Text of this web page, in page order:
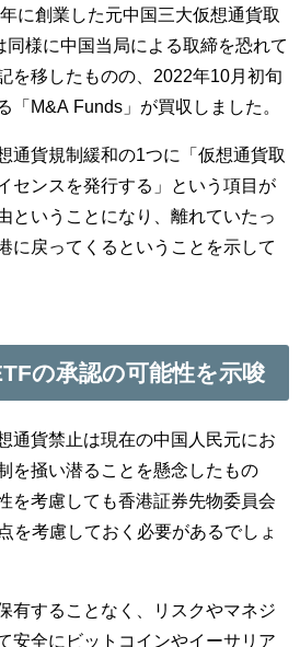
に創業した元中国三大仮想通貨取
様に中国当局による取締を恐れて
を移したものの、2022年10月初旬
「M&A Funds」が買収しました。
通貨規制緩和の1つに「仮想通貨取
センスを発行する」という項目が
ということになり、離れていたっ
に戻ってくるということを示して
の承認の可能性を示唆
通貨禁止は現在の中国人民元にお
を掻い潜ることを懸念したもの
を考慮しても香港証券先物委員会
を考慮しておく必要があるでしょ
有することなく、リスクやマネジ
安全にビットコインやイーサリア